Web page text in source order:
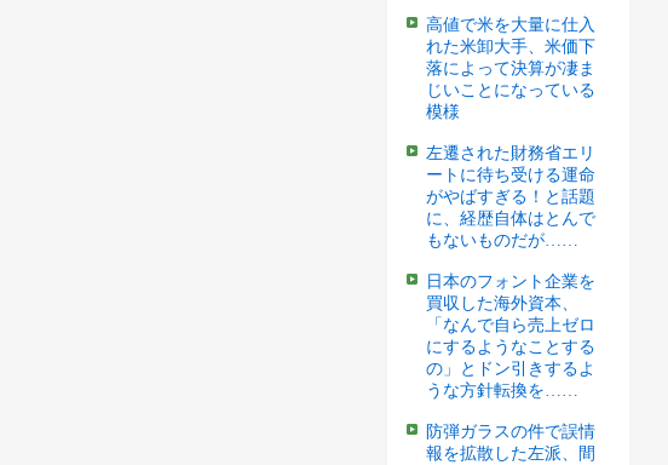
高値で米を大量に仕入
れた米卸大手、米価下
落によって決算が凄ま
じいことになっている
模様
左遷された財務省エリ
ートに待ち受ける運命
がやばすぎる！と話題
に、経歴自体はとんで
もないものだが……
日本のフォント企業を
買収した海外資本、
「なんで自ら売上ゼロ
にするようなことする
の」とドン引きするよ
うな方針転換を……
防弾ガラスの件で誤情
報を拡散した左派、間